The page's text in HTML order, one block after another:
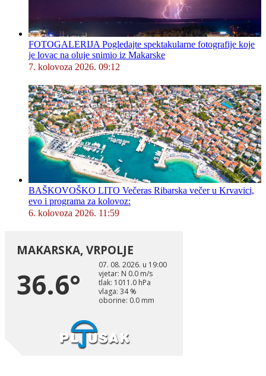
FOTOGALERIJA Pogledajte spektakularne fotografije koje
je lovac na oluje snimio iz Makarske
7. kolovoza 2026. 09:12
BAŠKOVOŠKO LITO Večeras Ribarska večer u Krvavici,
evo i programa za kolovoz:
6. kolovoza 2026. 11:59